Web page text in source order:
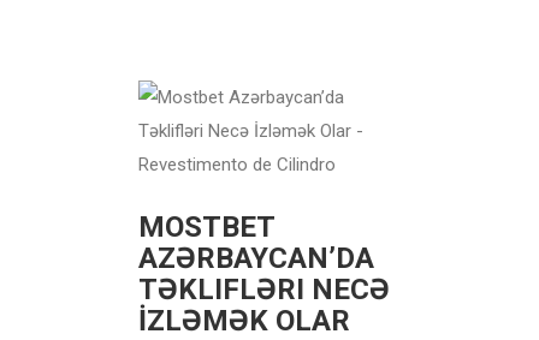
MOSTBET
AZƏRBAYCAN’DA
TƏKLIFLƏRI NECƏ
İZLƏMƏK OLAR